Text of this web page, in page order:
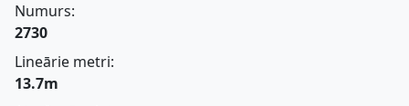
Numurs:
2730
Lineārie metri:
13.7m